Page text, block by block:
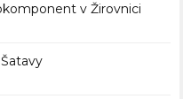
v Žirovnici